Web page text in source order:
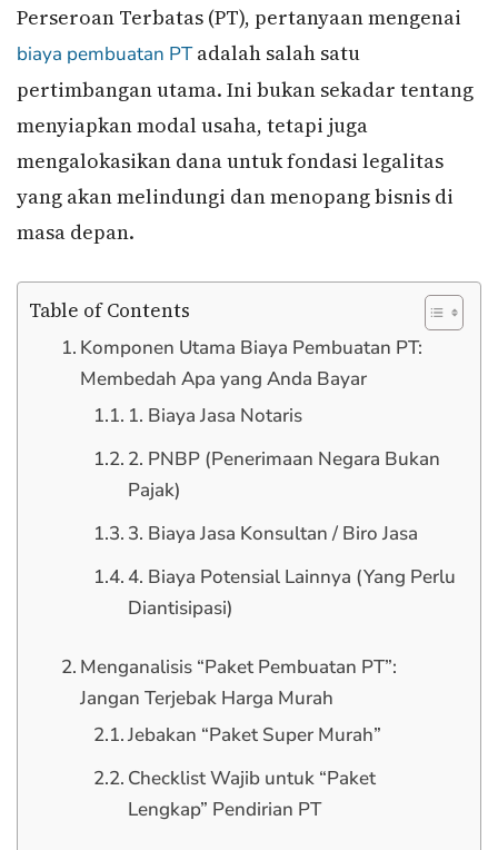
Perseroan Terbatas (PT), pertanyaan mengenai
biaya pembuatan PTadalah salah satu
pertimbangan utama. Ini bukan sekadar tentang
menyiapkan modal usaha, tetapi juga
mengalokasikan dana untuk fondasi legalitas
yang akan melindungi dan menopang bisnis di
masa depan.
Table of Contents
Komponen Utama Biaya Pembuatan PT:
Membedah Apa yang Anda Bayar
1. Biaya Jasa Notaris
2. PNBP (Penerimaan Negara Bukan
Pajak)
3. Biaya Jasa Konsultan / Biro Jasa
4. Biaya Potensial Lainnya (Yang Perlu
Diantisipasi)
Menganalisis “Paket Pembuatan PT”:
Jangan Terjebak Harga Murah
Jebakan “Paket Super Murah”
Checklist Wajib untuk “Paket
Lengkap” Pendirian PT